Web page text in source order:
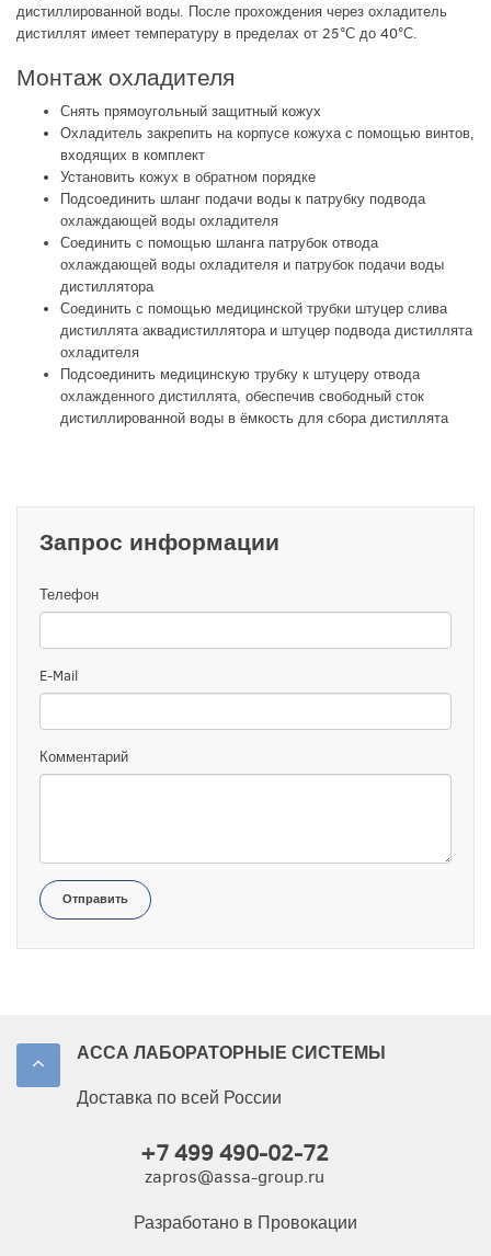
дистиллированной воды. После прохождения через охладитель
дистиллят имеет температуру в пределах от 25°С до 40°С.
Монтаж охладителя
Снять прямоугольный защитный кожух
Охладитель закрепить на корпусе кожуха с помощью винтов,
входящих в комплект
Установить кожух в обратном порядке
Подсоединить шланг подачи воды к патрубку подвода
охлаждающей воды охладителя
Соединить с помощью шланга патрубок отвода
охлаждающей воды охладителя и патрубок подачи воды
дистиллятора
Соединить с помощью медицинской трубки штуцер слива
дистиллята аквадистиллятора и штуцер подвода дистиллята
охладителя
Подсоединить медицинскую трубку к штуцеру отвода
охлажденного дистиллята, обеспечив свободный сток
дистиллированной воды в ёмкость для сбора дистиллята
Запрос информации
Телефон
E-Mail
Комментарий
Отправить
АССА ЛАБОРАТОРНЫЕ СИСТЕМЫ
Доставка по всей России
+7 499 490-02-72
zapros@assa-group.ru
Разработано в Провокации